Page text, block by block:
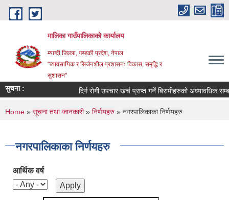
Skip to main content
मालिका गाउँपालिकाको कार्यालय
म्याग्दी जिल्ला, गण्डकी प्रदेश, नेपाल
"ब्यावसायिक र सिर्जनशील प्रशासनः विकास, समृद्धि र
सुशासन"
सुचना : दिर्ग रोगी उपचार खर्च प्राप्त गर्ने बिरामीहरुको अध्यावधिक
You are here
Home » सूचना तथा जानकारी» निर्णयहरु » नगरपालिकाका निर्णयहरु
नगरपालिकाका निर्णयहरु
आर्थिक वर्ष